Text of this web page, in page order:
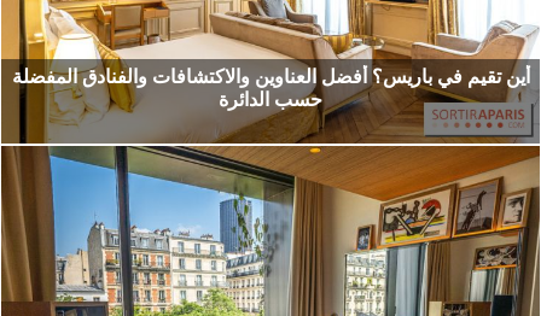
أين تقيم في باريس؟ أفضل العناوين والاكتشافات والفنادق المفضلة
حسب الدائرة